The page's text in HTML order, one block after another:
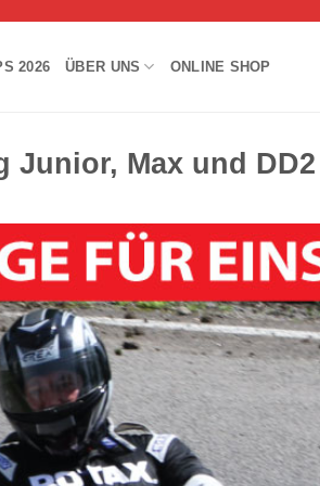
2026 ÜBER UNS ONLINE SHOP
Junior, Max und DD2